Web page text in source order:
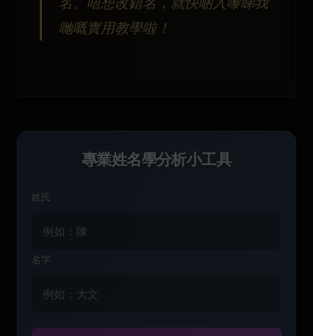
哋嘅實用教學啦！
專業姓名學分析小工具
姓氏
名字